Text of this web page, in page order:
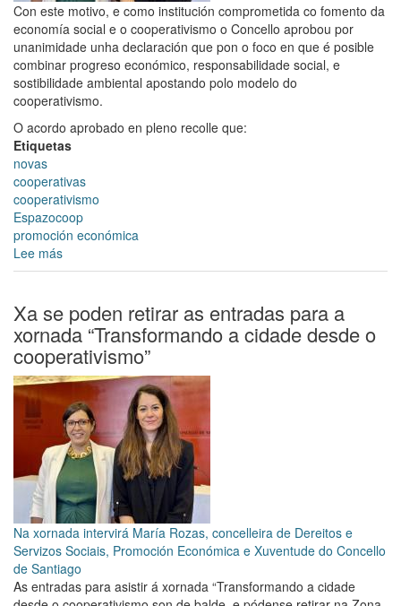
Con este motivo, e como institución comprometida co fomento da
economía social e o cooperativismo o Concello aprobou por
unanimidade unha declaración que pon o foco en que é posible
combinar progreso económico, responsabilidade social, e
sostibilidade ambiental apostando polo modelo do
cooperativismo.
O acordo aprobado en pleno recolle que:
Etiquetas
novas
cooperativas
cooperativismo
Espazocoop
promoción económica
Lee más
O
aproba
unha
declaración
institucional
polo
Ano
Internacional
das
Cooperativas
2025
Xa se poden retirar as entradas para a
xornada “Transformando a cidade desde o
cooperativismo”
Na xornada intervirá María Rozas, concelleira de Dereitos e
Servizos Sociais, Promoción Económica e Xuventude do Concello
de Santiago
As entradas para asistir á xornada “Transformando a cidade